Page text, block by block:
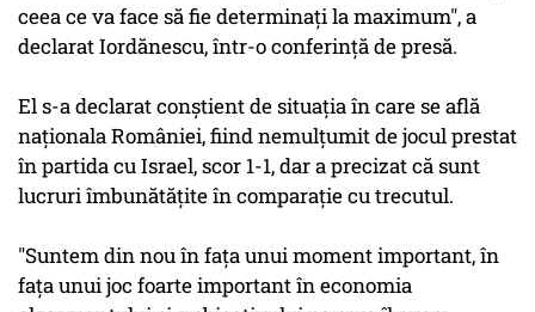
ceea ce va face să fie determinaţi la maximum", a
declarat Iordănescu, într-o conferinţă de presă.
El s-a declarat conştient de situaţia în care se află
naţionala României, fiind nemulţumit de jocul prestat
în partida cu Israel, scor 1-1, dar a precizat că sunt
lucruri îmbunătăţite în comparaţie cu trecutul.
"Suntem din nou în faţa unui moment important, în
faţa unui joc foarte important în economia